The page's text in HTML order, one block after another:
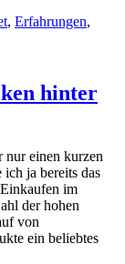
, Erfahrungen,
hinter
nur einen kurzen
ja bereits das
im
der hohen
von
ein beliebtes